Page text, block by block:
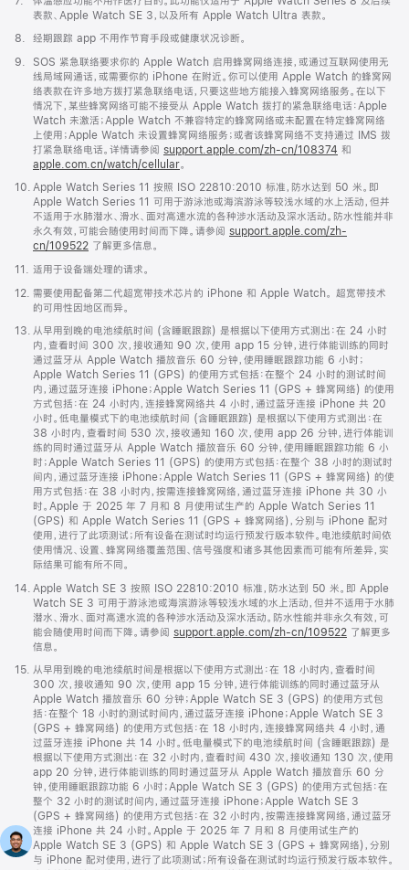
表款、Apple Watch SE 3，以及所有 Apple Watch Ultra 表款。
脚
8. 经期跟踪 app 不用作节育手段或健康状况诊断。
脚
9.
SOS 紧急联络要求你的 Apple Watch 启用蜂窝网络连接，或通过互联网使用无
线局域网通话，或需要你的 iPhone 在附近。你可以使用 Apple Watch 的蜂窝网
络表款在许多地方拨打紧急联络电话，只要这些地方能接入蜂窝网络服务。在以下
情况下，某些蜂窝网络可能不接受从 Apple Watch 拨打的紧急联络电话：Apple
Watch 未激活；Apple Watch 不兼容特定的蜂窝网络或未配置在特定蜂窝网络
上使用；Apple Watch 未设置蜂窝网络服务；或者该蜂窝网络不支持通过 IMS 拨
打紧急联络电话。详情请参阅 support.apple.com/zh-cn/108374 (在
口
中
打
开)
和
apple.com.cn/watch/cellular。
脚
10. Apple Watch Series 11 按照 ISO 22810:2010 标准，防水达到 50 米。即
Apple Watch Series 11 可用于游泳池或海滨游泳等较浅水域的水上活动，但并
不适用于水肺潜水、滑水、面对高速水流的各种涉水活动及深水活动。防水性能并非
永久有效，可能会随使用时间而下降。请参阅 support.apple.com/zh-
cn/109522 了解更多信息。
脚
11. 适用于设备端处理的请求。
脚
12. 需要使用配备第二代超宽带技术芯片的 iPhone 和 Apple Watch。 超宽带技术
的可用性因地区而异。
脚
13.
从早用到晚的电池续航时间 (含睡眠跟踪) 是根据以下使用方式测出：在 24 小时
内，查看时间 300 次，接收通知 90 次，使用 app 15 分钟，进行体能训练的同时
通过蓝牙从 Apple Watch 播放音乐 60 分钟，使用睡眠跟踪功能 6 小时；
Apple Watch Series 11 (GPS) 的使用方式包括：在整个 24 小时的测试时间
内，通过蓝牙连接 iPhone；Apple Watch Series 11 (GPS + 蜂窝网络) 的使用
方式包括：在 24 小时内，连接蜂窝网络共 4 小时，通过蓝牙连接 iPhone 共 20
小时。低电量模式下的电池续航时间 (含睡眠跟踪) 是根据以下使用方式测出：在
38 小时内，查看时间 530 次，接收通知 160 次，使用 app 26 分钟，进行体能训
练的同时通过蓝牙从 Apple Watch 播放音乐 60 分钟，使用睡眠跟踪功能 6 小
时；Apple Watch Series 11 (GPS) 的使用方式包括：在整个 38 小时的测试时
间内，通过蓝牙连接 iPhone；Apple Watch Series 11 (GPS + 蜂窝网络) 的使
用方式包括：在 38 小时内，按需连接蜂窝网络，通过蓝牙连接 iPhone 共 30 小
时。Apple 于 2025 年 7 月和 8 月使用试生产的 Apple Watch Series 11
(GPS) 和 Apple Watch Series 11 (GPS + 蜂窝网络)，分别与 iPhone 配对
使用，进行了此项测试；所有设备在测试时均运行预发行版本软件。电池续航时间依
使用情况、设置、蜂窝网络覆盖范围、信号强度和诸多其他因素而可能有所差异，实
际结果可能有所不同。
脚
14.
Apple Watch SE 3 按照 ISO 22810:2010 标准，防水达到 50 米。即 Apple
Watch SE 3 可用于游泳池或海滨游泳等较浅水域的水上活动，但并不适用于水肺
潜水、滑水、面对高速水流的各种涉水活动及深水活动。防水性能并非永久有效，可
能会随使用时间而下降。请参阅 support.apple.com/zh-cn/109522 了解更多
信息。
脚
15. 从早用到晚的电池续航时间是根据以下使用方式测出：在 18 小时内，查看时间
300 次，接收通知 90 次，使用 app 15 分钟，进行体能训练的同时通过蓝牙从
Apple Watch 播放音乐 60 分钟；Apple Watch SE 3 (GPS) 的使用方式包
括：在整个 18 小时的测试时间内，通过蓝牙连接 iPhone；Apple Watch SE 3
(GPS + 蜂窝网络) 的使用方式包括：在 18 小时内，连接蜂窝网络共 4 小时，通
过蓝牙连接 iPhone 共 14 小时。低电量模式下的电池续航时间 (含睡眠跟踪) 是
根据以下使用方式测出：在 32 小时内，查看时间 430 次，接收通知 130 次，使用
app 20 分钟，进行体能训练的同时通过蓝牙从 Apple Watch 播放音乐 60 分
钟，使用睡眠跟踪功能 6 小时；Apple Watch SE 3 (GPS) 的使用方式包括：在
整个 32 小时的测试时间内，通过蓝牙连接 iPhone；Apple Watch SE 3
(GPS + 蜂窝网络) 的使用方式包括：在 32 小时内，按需连接蜂窝网络，通过蓝牙
连接 iPhone 共 24 小时。Apple 于 2025 年 7 月和 8 月使用试生产的
Apple Watch SE 3 (GPS) 和 Apple Watch SE 3 (GPS + 蜂窝网络)，分别
与 iPhone 配对使用，进行了此项测试；所有设备在测试时均运行预发行版本软件。